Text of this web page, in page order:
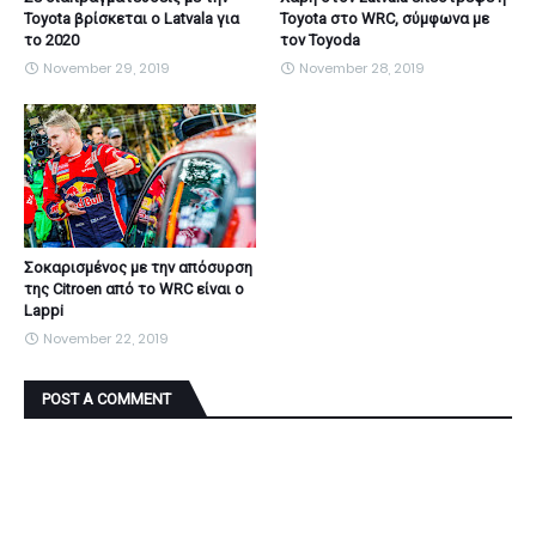
Toyota βρίσκεται ο Latvala για
το 2020
November 29, 2019
Toyota στο WRC, σύμφωνα με
τον Toyoda
November 28, 2019
Σοκαρισμένος με την απόσυρση
της Citroen από το WRC είναι ο
Lappi
November 22, 2019
POST A COMMENT